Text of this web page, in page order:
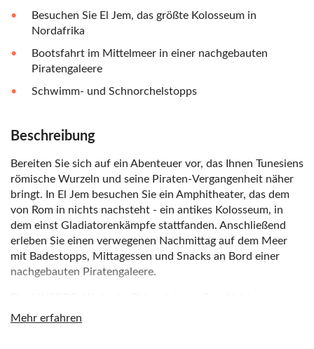
Besuchen Sie El Jem, das größte Kolosseum in
Nordafrika
Bootsfahrt im Mittelmeer in einer nachgebauten
Piratengaleere
Schwimm- und Schnorchelstopps
Beschreibung
Bereiten Sie sich auf ein Abenteuer vor, das Ihnen Tunesiens
römische Wurzeln und seine Piraten-Vergangenheit näher
bringt. In El Jem besuchen Sie ein Amphitheater, das dem
von Rom in nichts nachsteht - ein antikes Kolosseum, in
dem einst Gladiatorenkämpfe stattfanden. Anschließend
erleben Sie einen verwegenen Nachmittag auf dem Meer
mit Badestopps, Mittagessen und Snacks an Bord einer
nachgebauten Piratengaleere.
durchdrungen. Bewundern Sie die in Stein gehauenen
Mehr erfahren